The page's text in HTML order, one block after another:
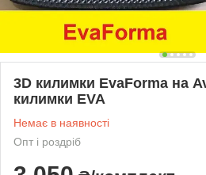
3D килимки EvaForma на
килимки EVA
Немає в наявності
Опт і роздріб